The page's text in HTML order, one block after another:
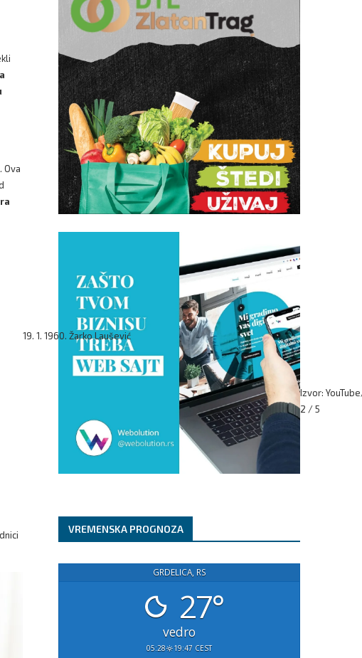
Ova
19. 1. 1960. Žarko Laušević
Izvor:
2 / 5
VREMENSKA PROGNOZA
GRDELICA, RS
27°
vedro
05:28
19:47 CEST